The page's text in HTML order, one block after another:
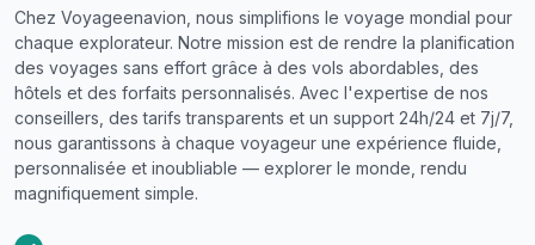
Chez Voyageenavion, nous simplifions le voyage mondial pour
chaque explorateur. Notre mission est de rendre la planification
des voyages sans effort grâce à des vols abordables, des
hôtels et des forfaits personnalisés. Avec l'expertise de nos
conseillers, des tarifs transparents et un support 24h/24 et 7j/7,
nous garantissons à chaque voyageur une expérience fluide,
personnalisée et inoubliable — explorer le monde, rendu
magnifiquement simple.